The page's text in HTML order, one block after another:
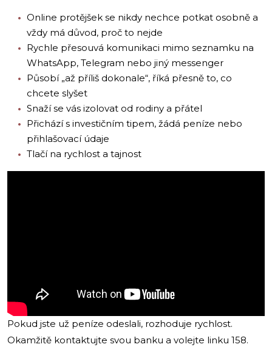
Online protějšek se nikdy nechce potkat osobně a
vždy má důvod, proč to nejde
Rychle přesouvá komunikaci mimo seznamku na
WhatsApp, Telegram nebo jiný messenger
Působí „až příliš dokonale“, říká přesně to, co
chcete slyšet
Snaží se vás izolovat od rodiny a přátel
Přichází s investičním tipem, žádá peníze nebo
přihlašovací údaje
Tlačí na rychlost a tajnost
Pokud jste už peníze odeslali, rozhoduje rychlost.
Okamžitě kontaktujte svou banku a volejte linku 158.